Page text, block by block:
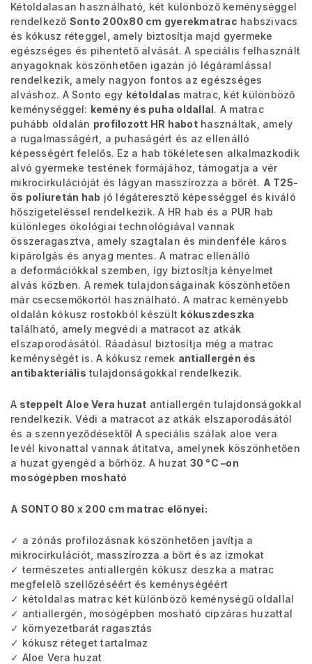
Kétoldalasan használható, két különböző keménységgel
rendelkező Sonto 200x80 cm gyerekmatrac habszivacs
és kókusz réteggel, amely biztosítja majd gyermeke
egészséges és pihentető alvását. A speciális felhasznált
anyagoknak köszönhetően igazán jó légáramlással
rendelkezik, amely nagyon fontos az egészséges
alváshoz. A Sonto egy kétoldalas matrac, két különböző
keménységgel: kemény és puha oldallal. A matrac
puhább oldalán profilozott HR habothasználtak, amely
a rugalmasságért, a puhaságért és az ellenálló
képességért felelős. Ez a hab tökéletesen alkalmazkodik
alvó gyermeke testének formájához, támogatja a vér
mikrocirkulációját és lágyan masszírozza a bőrét. A T25-
ös poliuretán hab jó légáteresztő képességgel és kiváló
hőszigeteléssel rendelkezik. A HR hab és a PUR hab
különleges ökológiai technológiával vannak
összeragasztva, amely szagtalan és mindenféle káros
kipárolgás és anyag mentes. A matrac ellenálló
a deformációkkal szemben, így biztosítja kényelmet
alvás közben. A remek tulajdonságainak köszönhetően
már csecsemőkortól használható. A matrac keményebb
oldalán kókusz rostokból készült kókuszdeszka
található, amely megvédi a matracot az atkák
elszaporodásától. Ráadásul biztosítja még a matrac
keménységét is. A kókusz remek antiallergén és
antibakteriális tulajdonságokkal rendelkezik.
A steppelt Aloe Vera huzat antiallergén tulajdonságokkal
rendelkezik. Védi a matracot az atkák elszaporodásától
és a szennyeződésektől A speciális szálak aloe vera
levél kivonattal vannak átitatva, amelynek köszönhetően
a huzat gyengéd a bőrhöz. A huzat 30 °C –on
mosógépben mosható
A SONTO 80 x 200 cm matrac előnyei:
✓ a zónás profilozásnak köszönhetően javítja a
mikrocirkulációt, masszírozza a bőrt és az izmokat
✓ természetes antiallergén kókusz deszka a matrac
megfelelő szellőzéséért és keménységéért
✓ kétoldalas matrac két különböző keménységű oldallal
✓ antiallergén, mosógépben mosható cipzáras huzattal
✓ környezetbarát ragasztás
✓ kókusz réteget tartalmaz
✓ Aloe Vera huzat